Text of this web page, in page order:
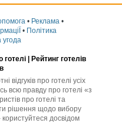
• Реклама •
• Політика
угода
готелі | Рейтинг готелів
відгуків про готелі усіх
всю правду про готелі «з
про готелі та
рішення щодо вибору
користуйтеся досвідом